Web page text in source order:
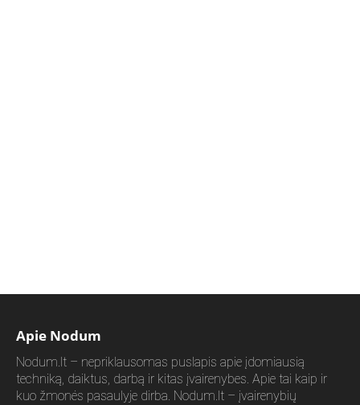
Apie Nodum
Nodum.lt – nepriklausomas puslapis apie įdomiausią
techniką, daiktus, darbą ir kitas įvairenybes. Apie tai kaip ir
kuo žmonės pasaulyje dirba. Nodum.lt – įvairenybių